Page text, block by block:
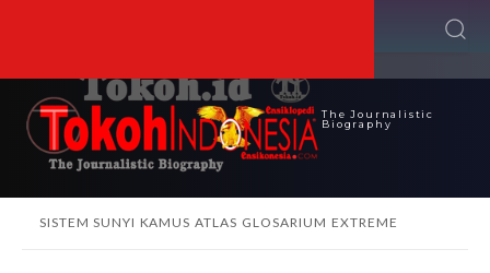
The Journalistic
Biography
SISTEM SUNYI KAMUS ATLAS GLOSARIUM EXTREME